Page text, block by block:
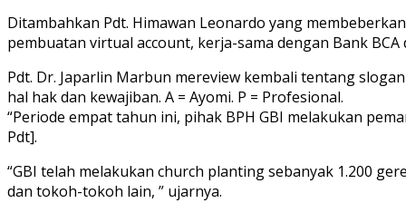
Ditambahkan Pdt. Himawan Leonardo yang
pembuatan virtual account, kerja-sama dengan Bank
Pdt. Dr. Japarlin Marbun mereview kembali tentang
hal hak dan kewajiban. A = Ayomi. P = Profesional.
“Periode empat tahun ini, pihak BPH GBI melakukan
Pdt].
“GBI telah melakukan church planting sebanyak 1.200
dan tokoh-tokoh lain, ” ujarnya.